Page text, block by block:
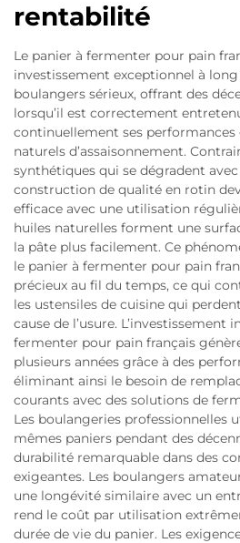
rentabilité
Le panier à fermenter pour pain
investissement exceptionnel à
boulangers sérieux, offrant des
lorsqu’il est correctement
continuellement ses performances
naturels d’assaisonnement.
synthétiques qui se dégradent
construction de qualité en rotin
efficace avec une utilisation
huiles naturelles forment une
la pâte plus facilement. Ce
le panier à fermenter pour pain
précieux au fil du temps, ce qui
les ustensiles de cuisine qui
cause de l’usure. L’investissement
fermenter pour pain français
plusieurs années grâce à des
éliminant ainsi le besoin de
courants avec des solutions de
Les boulangeries professionnelles
mêmes paniers pendant des
durabilité remarquable dans des
exigeantes. Les boulangers
une longévité similaire avec un
rend le coût par utilisation
durée de vie du panier. Les